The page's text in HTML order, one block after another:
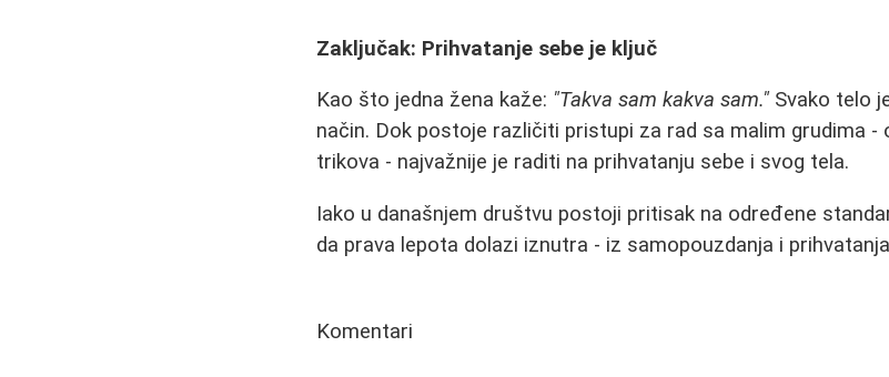
Zaključak: Prihvatanje sebe je ključ
Kao što jedna žena kaže: "Takva sam kakva sam." Svako telo
način. Dok postoje različiti pristupi za rad sa malim grudima -
trikova - najvažnije je raditi na prihvatanju sebe i svog tela.
Iako u današnjem društvu postoji pritisak na određene
da prava lepota dolazi iznutra - iz samopouzdanja i
Komentari